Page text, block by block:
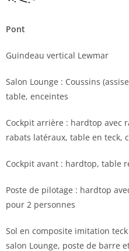
Pont
Guindeau vertical Lewmar
Salon Lounge : Coussins
table, enceintes
Cockpit arrière : hardtop avec
rabats latéraux, table en teck,
Cockpit avant : hardtop, table
Poste de pilotage : hardtop
pour 2 personnes
Sol en composite imitation
salon Lounge, poste de barre